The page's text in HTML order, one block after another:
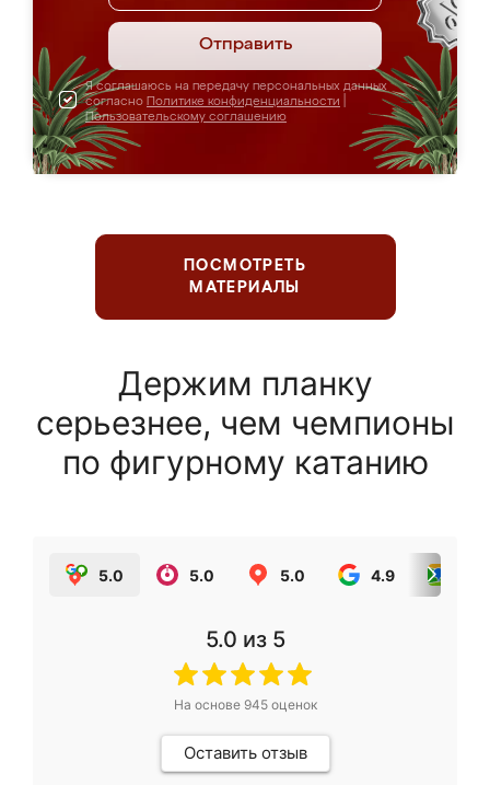
Отправить
Я соглашаюсь на передачу персональных данных
согласно Политике конфиденциальности
Пользовательскому соглашению
ПОСМОТРЕТЬ
МАТЕРИАЛЫ
Держим планку
серьезнее, чем чемпионы
по фигурному катанию
5.0 5.0 5.0 4.9
5.0 из 5
На основе 945оценок
Оставить отзыв